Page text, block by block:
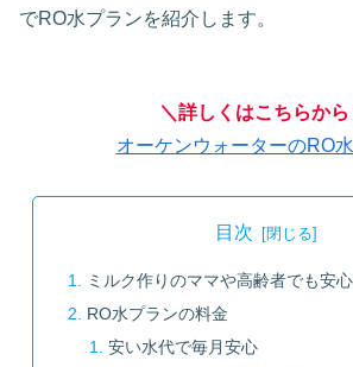
でRO水プランを紹介します。
＼詳しくはこちらから
オーケンウォーターのRO
目次
ミルク作りのママや高齢者でも安
RO水プランの料金
安い水代で毎月安心